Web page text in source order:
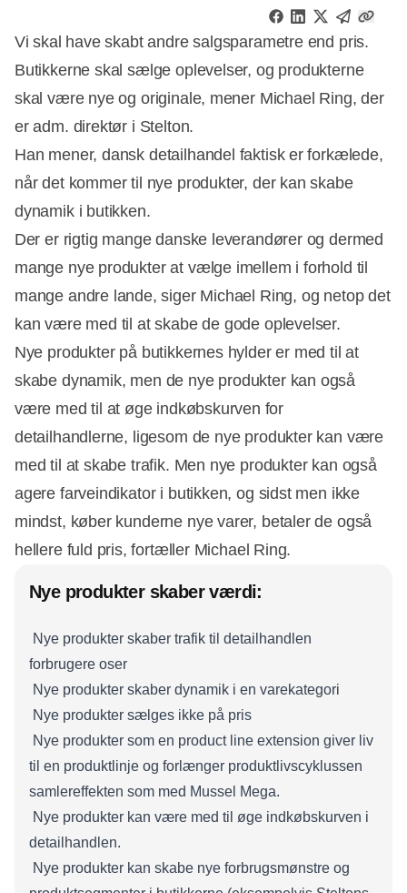
Vi skal have skabt andre salgsparametre end pris.
Butikkerne skal sælge oplevelser, og produkterne
skal være nye og originale, mener Michael Ring, der
er adm. direktør i Stelton.
Han mener, dansk detailhandel faktisk er forkælede,
når det kommer til nye produkter, der kan skabe
dynamik i butikken.
Annonce
Der er rigtig mange danske leverandører og dermed
mange nye produkter at vælge imellem i forhold til
mange andre lande, siger Michael Ring, og netop det
kan være med til at skabe de gode oplevelser.
Nye produkter på butikkernes hylder er med til at
skabe dynamik, men de nye produkter kan også
være med til at øge indkøbskurven for
detailhandlerne, ligesom de nye produkter kan være
med til at skabe trafik. Men nye produkter kan også
agere farveindikator i butikken, og sidst men ikke
mindst, køber kunderne nye varer, betaler de også
hellere fuld pris, fortæller Michael Ring.
Nye produkter skaber værdi:
 Nye produkter skaber trafik til detailhandlen 
forbrugere oser
 Nye produkter skaber dynamik i en varekategori
 Nye produkter sælges ikke på pris
 Nye produkter som en product line extension giver liv
til en produktlinje og forlænger produktlivscyklussen 
samlereffekten som med Mussel Mega.
 Nye produkter kan være med til øge indkøbskurven i
detailhandlen.
 Nye produkter kan skabe nye forbrugsmønstre og